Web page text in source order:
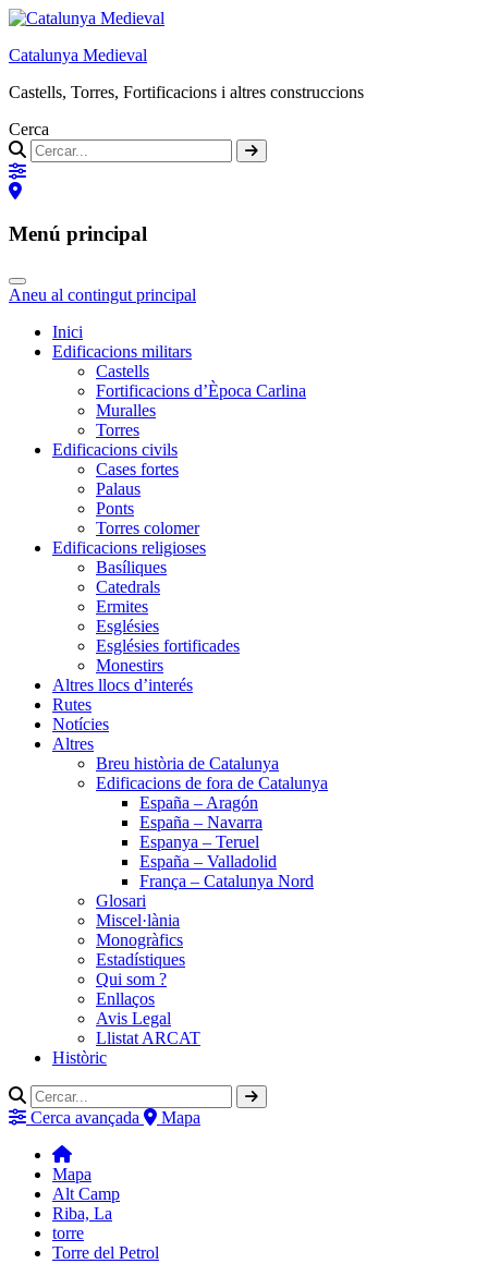
Catalunya Medieval
Castells, Torres, Fortificacions i altres construccions
Cerca
Menú principal
Aneu al contingut principal
Inici
Edificacions militars
Castells
Fortificacions d’Època Carlina
Muralles
Torres
Edificacions civils
Cases fortes
Palaus
Ponts
Torres colomer
Edificacions religioses
Basíliques
Catedrals
Ermites
Esglésies
Esglésies fortificades
Monestirs
Altres llocs d’interés
Rutes
Notícies
Altres
Breu història de Catalunya
Edificacions de fora de Catalunya
España – Aragón
España – Navarra
Espanya – Teruel
España – Valladolid
França – Catalunya Nord
Glosari
Miscel·lània
Monogràfics
Estadístiques
Qui som ?
Enllaços
Avis Legal
Llistat ARCAT
Històric
Cerca avançada Mapa
Mapa
Alt Camp
Riba, La
torre
Torre del Petrol